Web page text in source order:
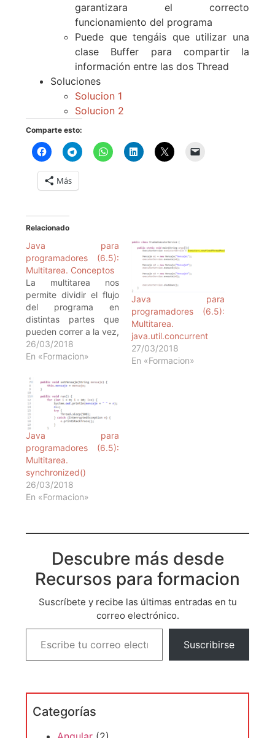
garantizara el correcto
funcionamiento del programa
Puede que tengáis que utilizar una
clase Buffer para compartir la
información entre las dos Thread
Soluciones
Solucion 1
Solucion 2
Comparte esto:
Más
Relacionado
Java para
programadores (6.5):
Multitarea. Conceptos
La multitarea nos
permite dividir el flujo
del programa en
distintas partes que
pueden correr a la vez,
de forma síncrona o
asíncrona. Podremos
cuando haya varias
acciones a realizar y
cada una sea
independiente de la
otra, de tal forma que
la realización de una,
no…
26/03/2018
En «Formacion»
Java para
programadores (6.5):
Multitarea.
java.util.concurrent
27/03/2018
En «Formacion»
Java para
programadores (6.5):
Multitarea.
synchronized()
26/03/2018
En «Formacion»
Descubre más desde
Recursos para formacion
Suscríbete y recibe las últimas entradas en tu
correo electrónico.
Suscribirse
Categorías